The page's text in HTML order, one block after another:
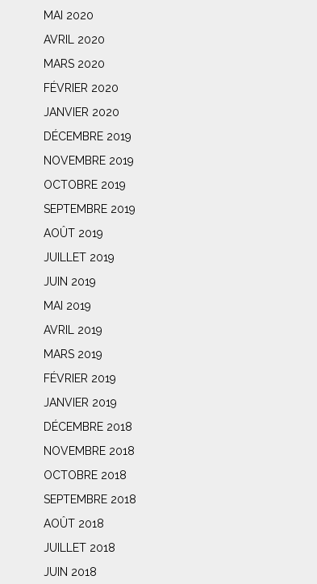
MAI 2020
AVRIL 2020
MARS 2020
FÉVRIER 2020
JANVIER 2020
DÉCEMBRE 2019
NOVEMBRE 2019
OCTOBRE 2019
SEPTEMBRE 2019
AOÛT 2019
JUILLET 2019
JUIN 2019
MAI 2019
AVRIL 2019
MARS 2019
FÉVRIER 2019
JANVIER 2019
DÉCEMBRE 2018
NOVEMBRE 2018
OCTOBRE 2018
SEPTEMBRE 2018
AOÛT 2018
JUILLET 2018
JUIN 2018